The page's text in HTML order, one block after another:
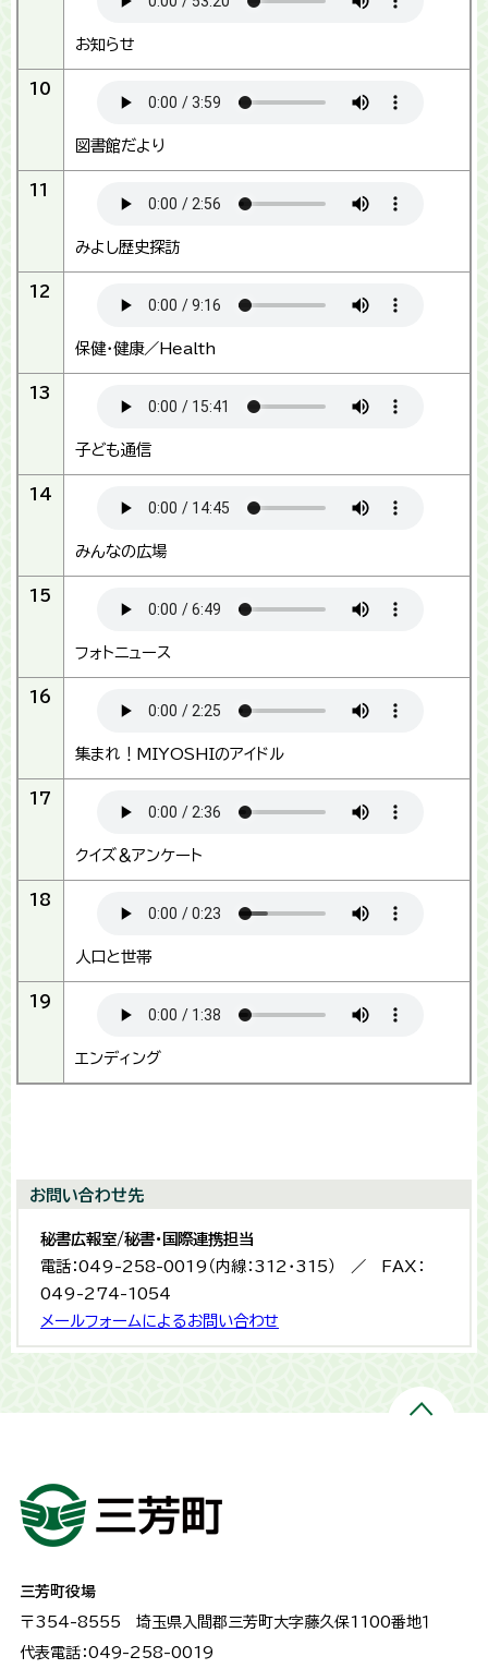
お知らせ
10
図書館だより
11
みよし歴史探訪
12
保健・健康／Health
13
子ども通信
14
みんなの広場
15
フォトニュース
16
集まれ！MIYOSHIのアイドル
17
クイズ＆アンケート
18
人口と世帯
19
エンディング
お問い合わせ先
秘書広報室/秘書・国際連携担当
電話：049-258-0019（内線：312・315） ／ FAX：
049-274-1054
メールフォームによるお問い合わせ
三芳町役場
〒354-8555 埼玉県入間郡三芳町大字藤久保1100番地１
代表電話：049-258-0019